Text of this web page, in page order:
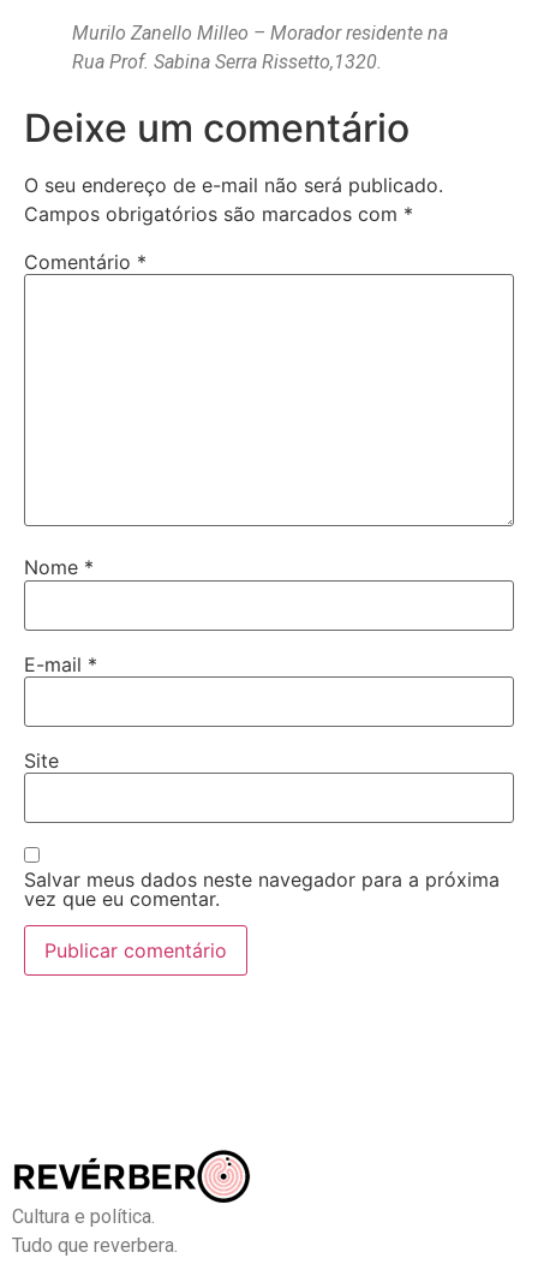
Murilo Zanello Milleo – Morador residente na
Rua Prof. Sabina Serra Rissetto,1320.
Deixe um comentário
O seu endereço de e-mail não será publicado.
Campos obrigatórios são marcados com *
Comentário *
Nome *
E-mail *
Site
Salvar meus dados neste navegador para a próxima
vez que eu comentar.
Cultura e política.
Tudo que reverbera.